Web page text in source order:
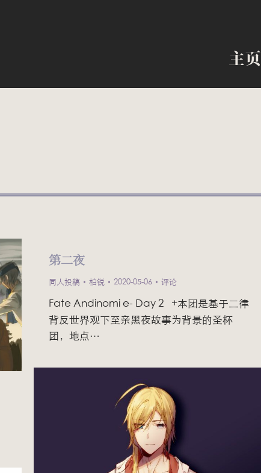
主页
第二夜
同人投稿 柏锐 2020-05-06 评论
Fate Andinomi e- Day 2 +本团是基于二律
背反世界观下至亲黑夜故事为背景的圣杯
团，地点…